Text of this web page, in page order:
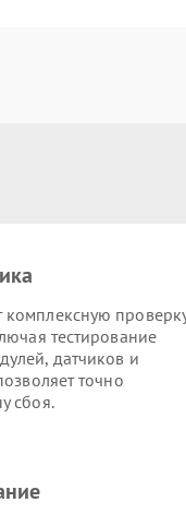
тестирование
датчиков и
точно
сбоя.